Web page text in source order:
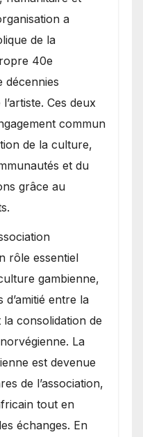
a
de la
40e
décennies
Ces deux
commun
de la culture,
et du
grâce au
rôle essentiel
gambienne,
entre la
consolidation de
La
est devenue
de l’association,
tout en
échanges. En